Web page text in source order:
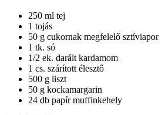
250 ml tej
1 tojás
50 g cukornak megfelelő sztíviapor
1 tk. só
1/2 ek. darált kardamom
1 cs. szárított élesztő
500 g liszt
50 g kockamargarin
24 db papír muffinkehely